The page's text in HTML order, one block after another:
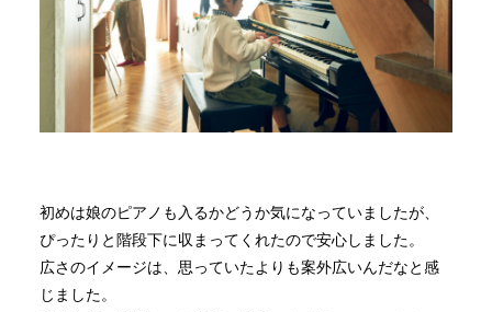
初めは娘のピアノも入るかどうか気になっていましたが、
ぴったりと階段下に収まってくれたので安心しました。
広さのイメージは、思っていたよりも案外広いんだなと感
じました。